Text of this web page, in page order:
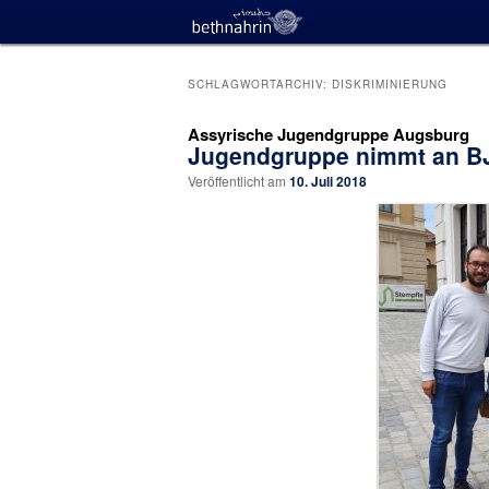
SCHLAGWORTARCHIV: DISKRIMINIERUNG
Assyrische Jugendgruppe Augsburg
Jugendgruppe nimmt an
Veröffentlicht am 10. Juli 2018